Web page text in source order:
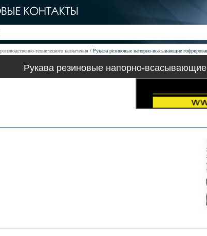
технического назначения Рукава резиновые напорно-всасывающие
Рукава резиновые напорно-